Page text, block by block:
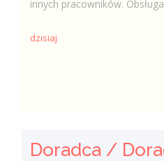
innych pracowników.
dzisiaj